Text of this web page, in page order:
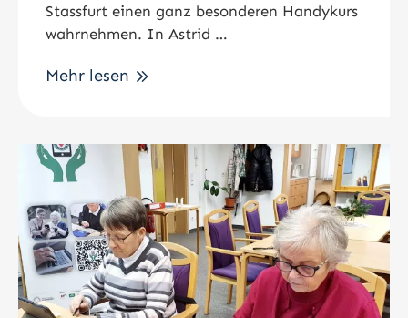
Stassfurt einen ganz besonderen Handykurs
wahrnehmen. In Astrid …
Mehr lesen